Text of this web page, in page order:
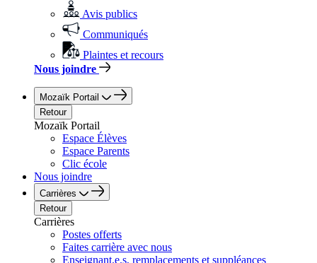
Avis publics
Communiqués
Plaintes et recours
Nous joindre
Mozaïk Portail
Retour
Mozaïk Portail
Espace Élèves
Espace Parents
Clic école
Nous joindre
Carrières
Retour
Carrières
Postes offerts
Faites carrière avec nous
Enseignant.e.s, remplacements et suppléances